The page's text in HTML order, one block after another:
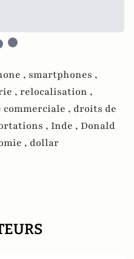
, smartphones ,
, relocalisation ,
commerciale , droits de
, Inde , Donald
, dollar